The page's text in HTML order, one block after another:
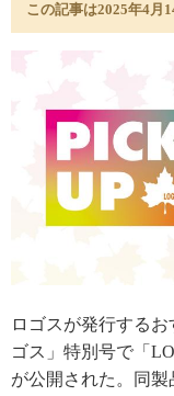
この記事は2025年4月
ロゴスが発行する
ゴス」特別号で「
が公開された。同